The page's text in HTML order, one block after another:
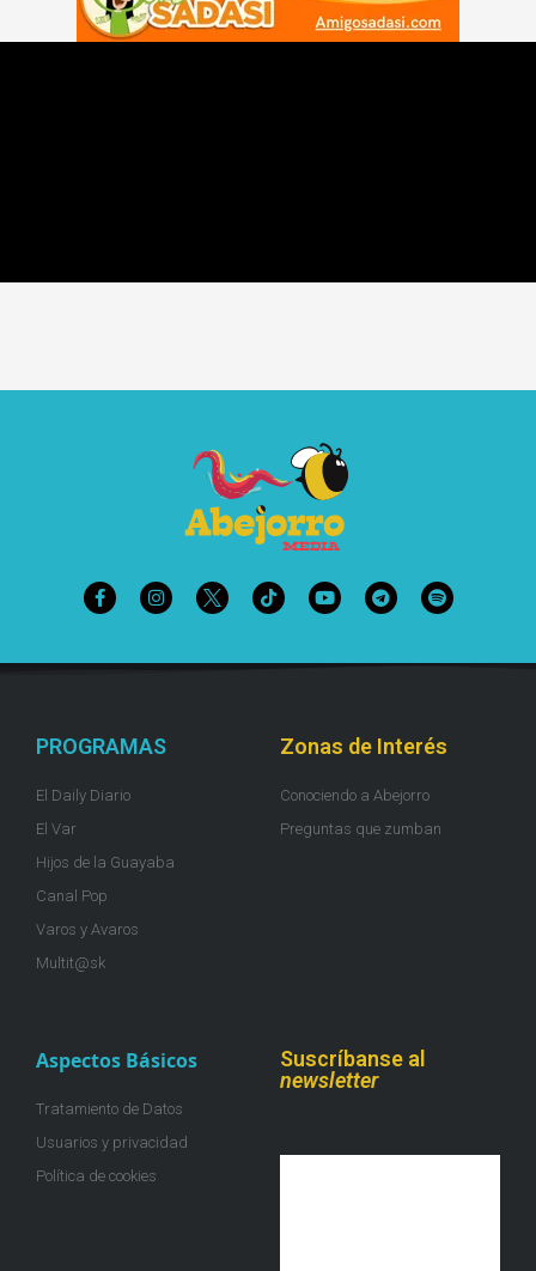
PROGRAMAS
El Daily Diario
El Var
Hijos de la Guayaba
Canal Pop
Varos y Avaros
Multit@sk
Zonas de Interés
Conociendo a Abejorro
Preguntas que zumban
Aspectos Básicos
Tratamiento de Datos
Usuarios y privacidad
Política de cookies
Suscríbanse al
newsletter